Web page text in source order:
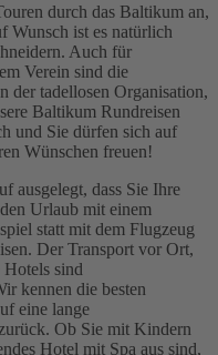
durch das Baltikum an,
Wunsch ist es natürlich
Auch für
Verein sind die
der tadellosen Organisation,
Baltikum Rundreisen
und Sie dürfen sich auf
Wünschen freuen!
ausgelegt, dass Sie Ihre
Urlaub mit einem
statt mit dem Flugzeug
Der Transport vor Ort,
sind
kennen die besten
eine lange
Ob Sie mit Kindern
Hotel mit Spa aus sind,